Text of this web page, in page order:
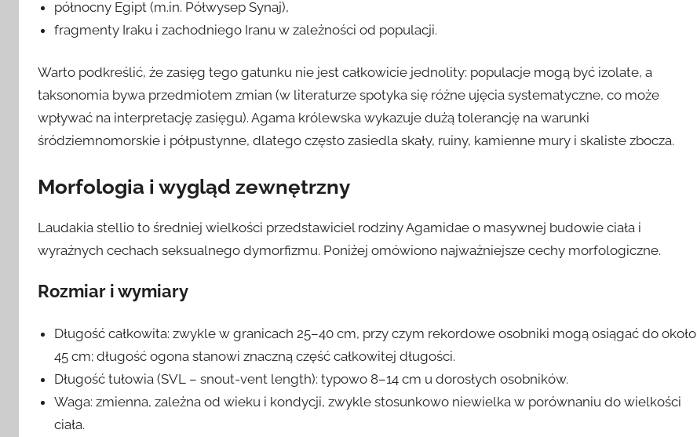
północny Egipt (m.in. Półwysep Synaj),
fragmenty Iraku i zachodniego Iranu w zależności od populacji.
Warto podkreślić, że zasięg tego gatunku nie jest całkowicie jednolity: populacje mogą być izolate, a
taksonomia bywa przedmiotem zmian (w literaturze spotyka się różne ujęcia systematyczne, co może
wpływać na interpretację zasięgu). Agama królewska wykazuje dużą tolerancję na warunki
śródziemnomorskie i półpustynne, dlatego często zasiedla skały, ruiny, kamienne mury i skaliste zbocza.
Morfologia i wygląd zewnętrzny
Laudakia stellio to średniej wielkości przedstawiciel rodziny Agamidae o masywnej budowie ciała i
wyraźnych cechach seksualnego dymorfizmu. Poniżej omówiono najważniejsze cechy morfologiczne.
Rozmiar i wymiary
Długość całkowita: zwykle w granicach 25–40 cm, przy czym rekordowe osobniki mogą osiągać do około
45 cm; długość ogona stanowi znaczną część całkowitej długości.
Długość tułowia (SVL – snout-vent length): typowo 8–14 cm u dorosłych osobników.
Waga: zmienna, zależna od wieku i kondycji, zwykle stosunkowo niewielka w porównaniu do wielkości
ciała.